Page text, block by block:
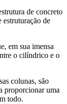
de concreto
estruturação de
em sua imensa
o cilíndrico e o
colunas, são
proporcionar uma
todo.